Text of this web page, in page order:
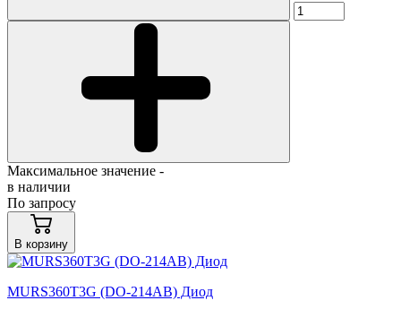
Максимальное значение -
в наличии
По запросу
В корзину
MURS360T3G (DO-214AB) Диод